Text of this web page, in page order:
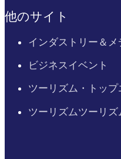
他のサイト
インダストリー＆メ
ビジネスイベント
ツーリズム・トップ
ツーリズムツーリ